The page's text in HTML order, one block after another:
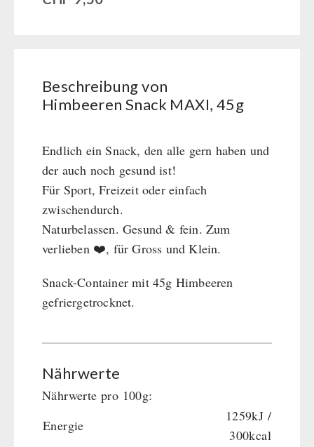
Hygiene
Licht
Solargeräte
Atemschutz / ABC Schutzanzug
Gamma-Scout Geigerzähler
Armee-Material / Sicherheit
HK500 & Zubehör
Reinigung & Pflege von Gusseisen
SONSTIGES
Bücher / Geschenkgutscheine
Notrationen
Trinkwasser
Frühstück
Suppen
Hauptmahlzeiten
Dessert
Beschreibung von
Himbeeren Snack MAXI, 45g
Endlich ein Snack, den alle gern haben und
der auch noch gesund ist!
Für Sport, Freizeit oder einfach
zwischendurch.
Naturbelassen. Gesund & fein. Zum
verlieben ❤️, für Gross und Klein.
Snack-Container mit 45g Himbeeren
gefriergetrocknet.
Nährwerte
Nährwerte pro 100g:
Energie
1259kJ /
300kcal